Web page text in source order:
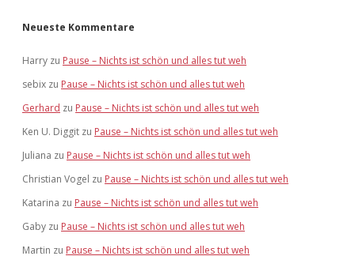
Neueste Kommentare
Harry zu Pause – Nichts ist schön und alles tut weh
sebix zu Pause – Nichts ist schön und alles tut weh
Gerhard zu Pause – Nichts ist schön und alles tut weh
Ken U. Diggit zu Pause – Nichts ist schön und alles tut weh
Juliana zu Pause – Nichts ist schön und alles tut weh
Christian Vogel zu Pause – Nichts ist schön und alles tut weh
Katarina zu Pause – Nichts ist schön und alles tut weh
Gaby zu Pause – Nichts ist schön und alles tut weh
Martin zu Pause – Nichts ist schön und alles tut weh